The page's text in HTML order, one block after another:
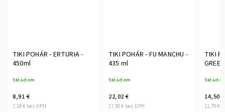
TIKI POHÁR - ERTURIA -
450ml
Skladom
7,24 € bez DPH
8,91 €
TIKI POHÁR - FU MANCHU -
435 ml
Skladom
17,90 € bez DPH
22,02 €
TIKI
11,79 €
14,50 €